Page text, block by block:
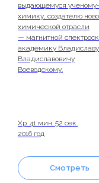
выдающемуся ученому-
химику, создателю
химической отрасли
— магнитной
академику Владиславу
Владиславовичу
Воеводскому.
Хр. 41 мин. 52 сек.
2016 год
Смотреть